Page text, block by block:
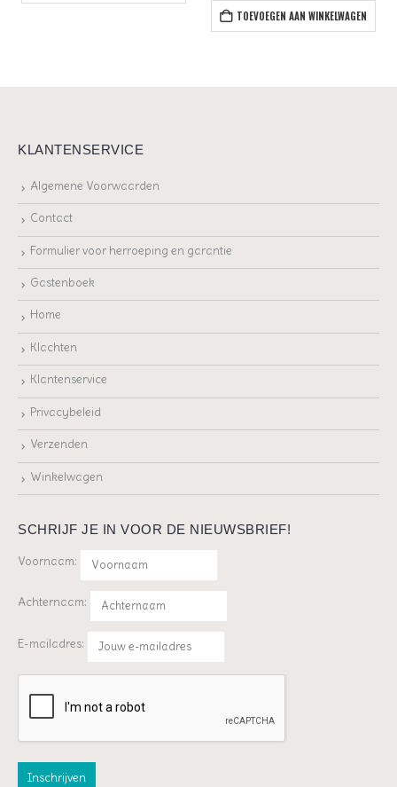
TOEVOEGEN AAN WINKELWAGEN
KLANTENSERVICE
Algemene Voorwaarden
Contact
Formulier voor herroeping en garantie
Gastenboek
Home
Klachten
Klantenservice
Privacybeleid
Verzenden
Winkelwagen
SCHRIJF JE IN VOOR DE NIEUWSBRIEF!
Voornaam:
Achternaam:
E-mailadres: